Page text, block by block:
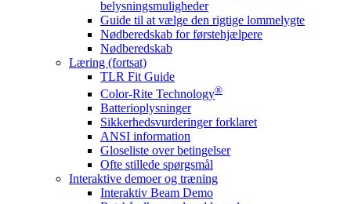
belysningsmuligheder
Guide til at vælge den rigtige lommelygte
Nødberedskab for førstehjælpere
Nødberedskab
Læring (fortsat)
TLR Fit Guide
Color-Rite Technology®
Batterioplysninger
Sikkerhedsvurderinger forklaret
ANSI information
Gloseliste over betingelser
Ofte stillede spørgsmål
Interaktive demoer og træning
Interaktiv Beam Demo